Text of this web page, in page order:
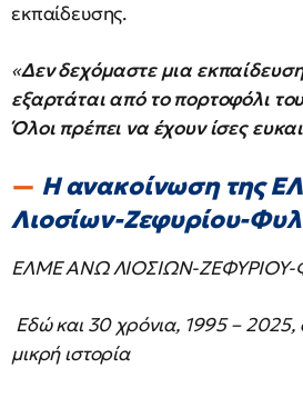
εκπαίδευσης.
«Δεν δεχόμαστε μια
εξαρτάται από το πορτοφόλι
Όλοι πρέπει να έχουν ίσες
Η ανακοίνωση της
Λιοσίων-Ζεφυρίου-
ΕΛΜΕ ΑΝΩ ΛΙΟΣΙΩΝ-ΖΕΦΥΡΙΟΥ-
Εδώ και 30 χρόνια, 1995 – 2025,
μικρή ιστορία